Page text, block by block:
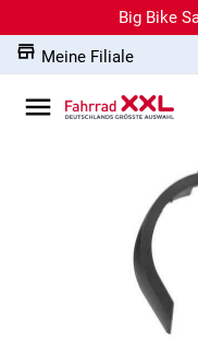
Big Bike
Meine Filiale